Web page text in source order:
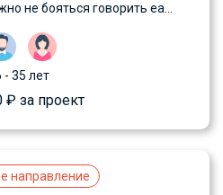
не бояться говорить еа...
- 35 лет
₽ за проект
направление